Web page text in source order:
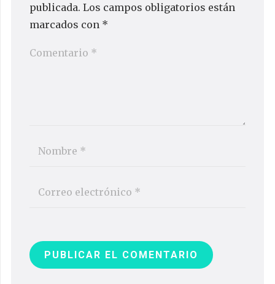
publicada. Los campos obligatorios están
marcados con *
PUBLICAR EL COMENTARIO